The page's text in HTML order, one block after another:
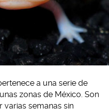
a una serie de
zonas de México. Son
semanas sin